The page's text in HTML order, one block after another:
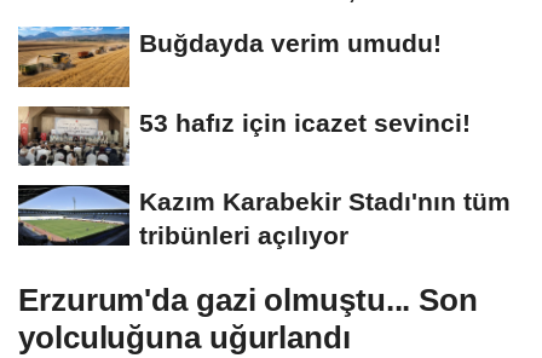
Buğdayda verim umudu!
53 hafız için icazet sevinci!
Kazım Karabekir Stadı'nın tüm
tribünleri açılıyor
Erzurum'da gazi olmuştu... Son
yolculuğuna uğurlandı